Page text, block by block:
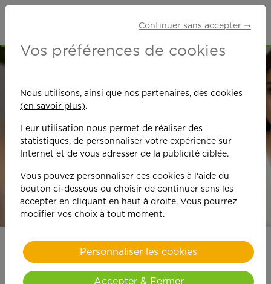
En agence
Continuer sans accepter ➝
Vos préférences de cookies
Nous utilisons, ainsi que nos partenaires, des cookies
(en savoir plus).
Leur utilisation nous permet de réaliser des
statistiques, de personnaliser votre expérience sur
Internet et de vous adresser de la publicité ciblée.
Vous pouvez personnaliser ces cookies à l'aide du
bouton ci-dessous ou choisir de continuer sans les
accepter en cliquant en haut à droite. Vous pourrez
modifier vos choix à tout moment.
Personnaliser les cookies
Accepter & Fermer